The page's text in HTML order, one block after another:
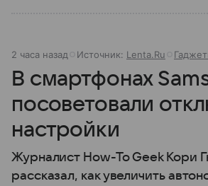
2 часа назад Источник: Lenta.Ru
В смартфонах
посоветовали
настройки
Журналист How-To Geek Кори
рассказал, как увеличить